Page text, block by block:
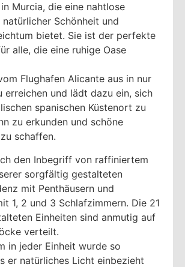
Murcia, die eine nahtlose
natürlicher Schönheit und
bietet. Sie ist der perfekte
alle, die eine ruhige Oase
Flughafen Alicante aus in nur
erreichen und lädt dazu ein, sich
spanischen Küstenort zu
zu erkunden und schöne
schaffen.
den Inbegriff von raffiniertem
sorgfältig gestalteten
mit Penthäusern und
1, 2 und 3 Schlafzimmern. Die 21
Einheiten sind anmutig auf
verteilt.
in jeder Einheit wurde so
er natürliches Licht einbezieht